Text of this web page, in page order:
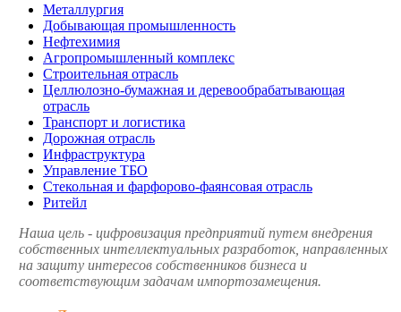
Металлургия
Добывающая промышленность
Нефтехимия
Агропромышленный комплекс
Строительная отрасль
Целлюлозно-бумажная и деревообрабатывающая
отрасль
Транспорт и логистика
Дорожная отрасль
Инфраструктура
Управление ТБО
Стекольная и фарфорово-фаянсовая отрасль
Ритейл
Наша цель - цифровизация предприятий путем внедрения
собственных интеллектуальных разработок, направленных
на защиту интересов собственников бизнеса и
соответствующим задачам импортозамещения.